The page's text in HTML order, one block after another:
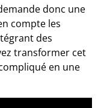
donc une
compte les
des
transformer cet
en une